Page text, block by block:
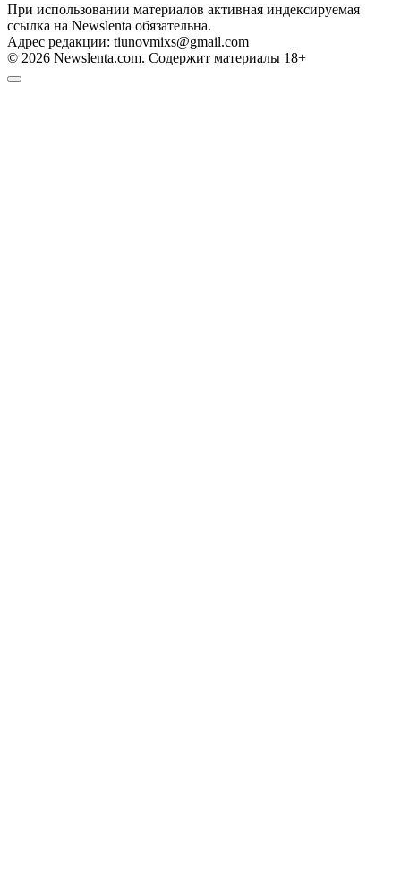
При использовании материалов активная индексируемая
ссылка на Newslenta обязательна.
Адрес редакции: tiunovmixs@gmail.com
© 2026 Newslenta.com. Содержит материалы 18+